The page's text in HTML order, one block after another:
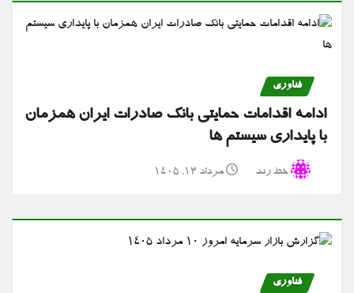
فناوری
ادامه اقدامات حمایتی بانک صادرات ایران همزمان
با پایداری سیستم ها
خط رند مرداد ۱۳, ۱۴۰۵
فناوری